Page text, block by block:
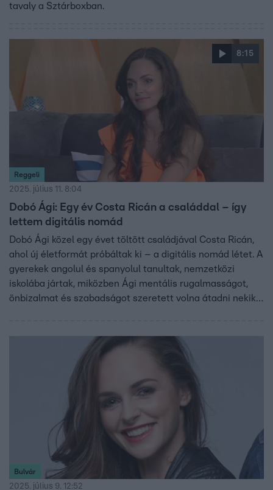
tavaly a Sztárboxban.
8:15
Reggeli
2025. július 11. 8:04
Dobó Ági: Egy év Costa Ricán a családdal – így
lettem digitális nomád
Dobó Ági közel egy évet töltött családjával Costa Ricán,
ahol új életformát próbáltak ki – a digitális nomád létet. A
gyerekek angolul és spanyolul tanultak, nemzetközi
iskolába jártak, miközben Ági mentális rugalmasságot,
önbizalmat és szabadságot szeretett volna átadni nekik.
világban. Hogy visszatérnének-e, és mivel számoljon, aki
hasonlón gondolkozik – erről mesélt a Reggeliben.
Bulvár
2025. július 9. 12:52